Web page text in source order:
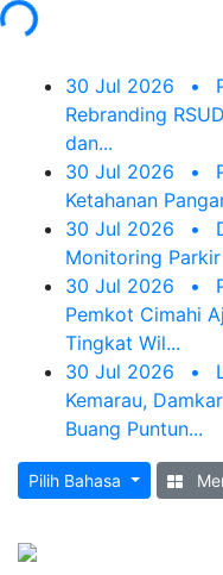
30 Jul 2026 •
Rebranding
dan...
30 Jul 2026
•
Ketahanan
30 Jul 2026
•
Monitoring
30 Jul 2026
•
Pemkot Cimahi
Tingkat Wil...
30 Jul 2026
•
Kemarau,
Buang Puntun...
Pilih Bahasa